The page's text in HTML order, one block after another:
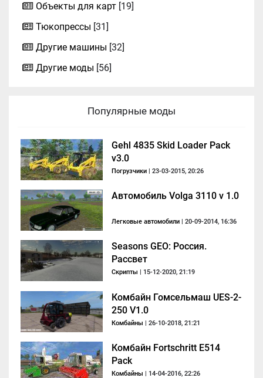
Объекты для карт [19]
Тюкопрессы [31]
Другие машины [32]
Другие моды [56]
Популярные моды
Gehl 4835 Skid Loader Pack
v3.0
Погрузчики | 23-03-2015, 20:26
Автомобиль Volga 3110 v 1.0
Легковые автомобили | 20-09-2014, 16:36
Seasons GEO: Россия.
Рассвет
Скрипты | 15-12-2020, 21:19
Комбайн Гомсельмаш UES-2-
250 V1.0
Комбайны | 26-10-2018, 21:21
Комбайн Fortschritt E514
Pack
Комбайны | 14-04-2016, 22:26